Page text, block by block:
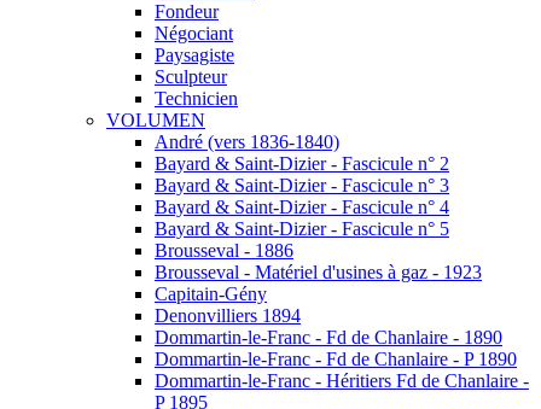
Fondeur
Négociant
Paysagiste
Sculpteur
Technicien
VOLUMEN
André (vers 1836-1840)
Bayard & Saint-Dizier - Fascicule n° 2
Bayard & Saint-Dizier - Fascicule n° 3
Bayard & Saint-Dizier - Fascicule n° 4
Bayard & Saint-Dizier - Fascicule n° 5
Brousseval - 1886
Brousseval - Matériel d'usines à gaz - 1923
Capitain-Gény
Denonvilliers 1894
Dommartin-le-Franc - Fd de Chanlaire - 1890
Dommartin-le-Franc - Fd de Chanlaire - P 1890
Dommartin-le-Franc - Héritiers Fd de Chanlaire -
P 1895